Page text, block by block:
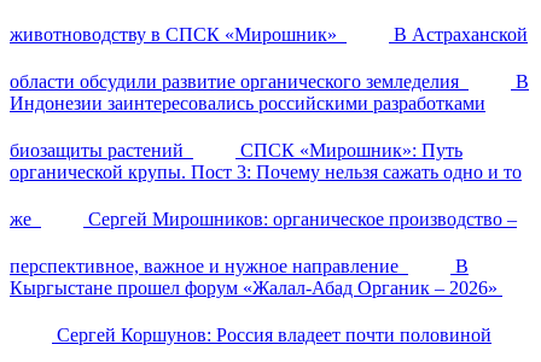
животноводству в СПСК «Мирошник» В Астраханской
области обсудили развитие органического земледелия
В
Индонезии заинтересовались российскими разработками
биозащиты растений
СПСК «Мирошник»: Путь
органической крупы. Пост 3: Почему нельзя сажать одно и то
же Сергей Мирошников: органическое производство –
перспективное, важное и нужное направление
В
Кыргыстане прошел форум «Жалал-Абад Органик – 2026»
Сергей Коршунов: Россия владеет почти половиной